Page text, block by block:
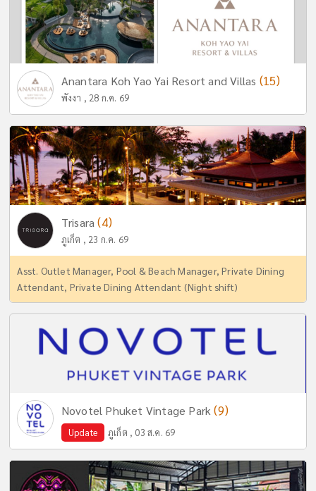
Anantara Koh Yao Yai Resort and Villas (15)
พังงา , 28 ก.ค. 69
Trisara(4)
ภูเก็ต , 23 ก.ค. 69
Asst. Outlet Manager, Pool & Beach Manager, Private Dining
Attendant, Private Dining Attendant (Night shift)
Novotel Phuket Vintage Park(9)
Update ภูเก็ต , 03 ส.ค. 69